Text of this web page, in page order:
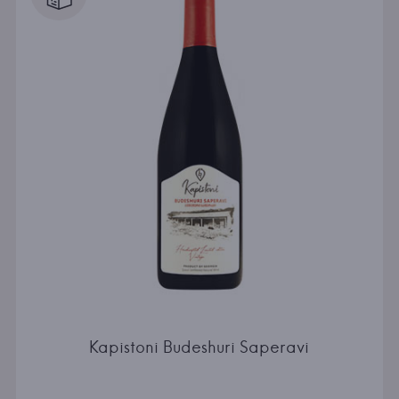
Kapistoni Budeshuri Saperavi